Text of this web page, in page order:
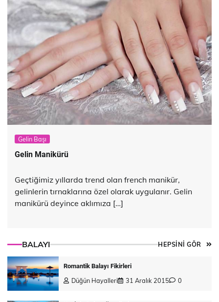
Gelin Başı
Gelin Manikürü
Geçtiğimiz yıllarda trend olan french manikür,
gelinlerin tırnaklarına özel olarak uygulanır. Gelin
manikürü deyince aklımıza […]
BALAYI HEPSİNİ GÖR
Romantik Balayı Fikirleri
Düğün Hayalleri 31 Aralık 2015 0